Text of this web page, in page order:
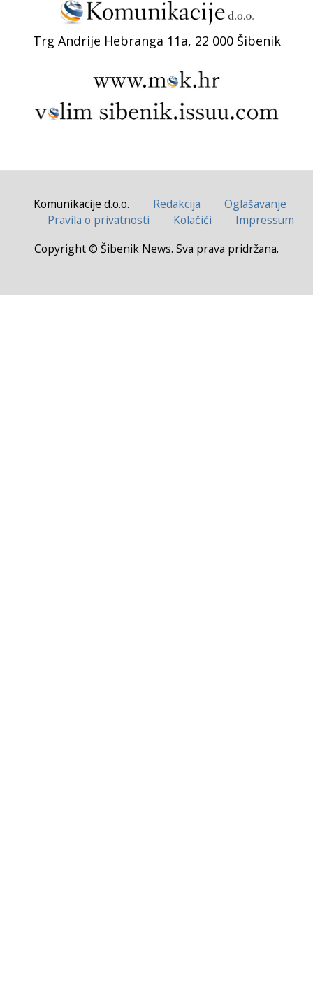
Trg Andrije Hebranga 11a, 22 000 Šibenik
Komunikacije d.o.o. Redakcija
Oglašavanje
Pravila o privatnosti
Kolačići
Impressum
Copyright © Šibenik News. Sva prava pridržana.